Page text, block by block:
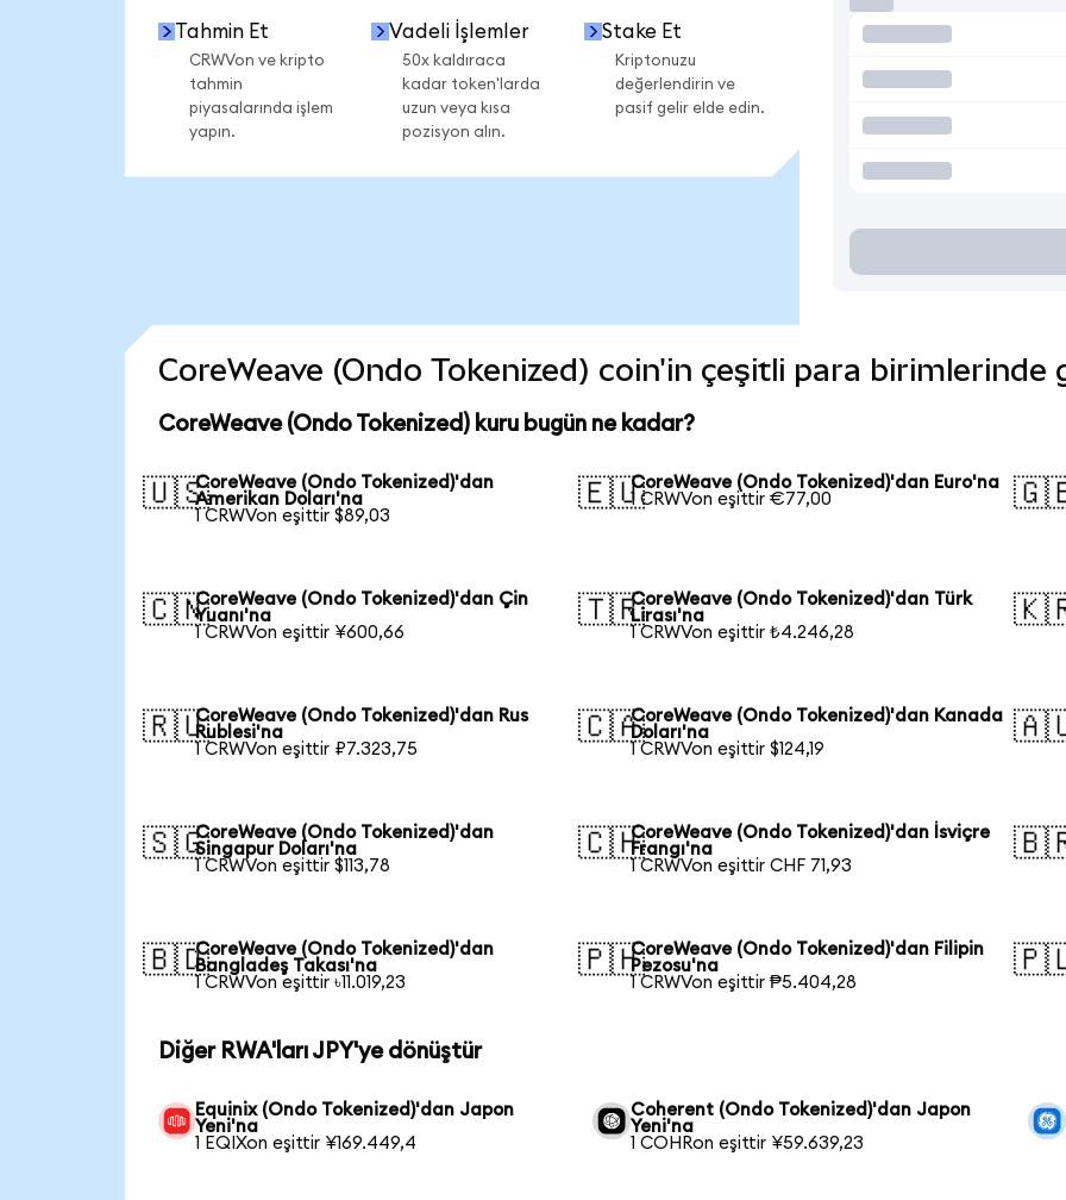
Tahmin Et
CRWVon ve kripto
tahmin
piyasalarında işlem
yapın.
Vadeli İşlemler
50x kaldıraca
kadar token'larda
uzun veya kısa
pozisyon alın.
Stake Et
Kriptonuzu
değerlendirin ve
pasif gelir elde edin.
CoreWeave (Ondo Tokenized) coin'in çeşitli para birimlerinde
CoreWeave (Ondo Tokenized) kuru bugün ne kadar?
🇺🇸CoreWeave (Ondo Tokenized)'dan
Amerikan Doları'na
1 CRWVon eşittir $89,03
🇪🇺CoreWeave (Ondo Tokenized)'dan Euro'na
1 CRWVon eşittir €77,00
🇨🇳CoreWeave (Ondo Tokenized)'dan Çin
Yuanı'na
1 CRWVon eşittir ¥600,66
🇹🇷CoreWeave (Ondo Tokenized)'dan Türk
Lirası'na
1 CRWVon eşittir ₺4.246,28
🇷🇺CoreWeave (Ondo Tokenized)'dan Rus
Rublesi'na
1 CRWVon eşittir ₽7.323,75
🇨🇦CoreWeave (Ondo Tokenized)'dan Kanada
Doları'na
1 CRWVon eşittir $124,19
🇸🇬CoreWeave (Ondo Tokenized)'dan
Singapur Doları'na
1 CRWVon eşittir $113,78
🇨🇭CoreWeave (Ondo Tokenized)'dan İsviçre
Frangı'na
1 CRWVon eşittir CHF 71,93
🇧🇩CoreWeave (Ondo Tokenized)'dan
Bangladeş Takası'na
1 CRWVon eşittir ৳11.019,23
🇵🇭CoreWeave (Ondo Tokenized)'dan Filipin
Pezosu'na
1 CRWVon eşittir ₱5.404,28
Diğer RWA'ları JPY'ye dönüştür
Equinix (Ondo Tokenized)'dan Japon
Yeni'na
1 EQIXon eşittir ¥169.449,4
Coherent (Ondo Tokenized)'dan Japon
Yeni'na
1 COHRon eşittir ¥59.639,23